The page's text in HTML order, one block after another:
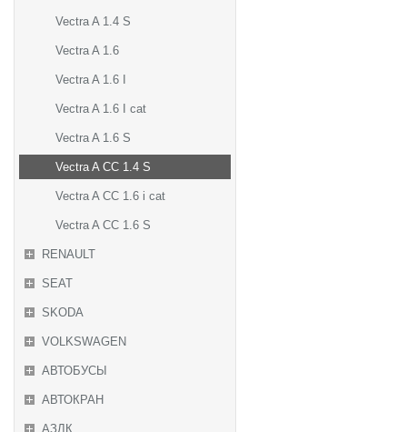
Vectra A 1.4 S
Vectra A 1.6
Vectra A 1.6 I
Vectra A 1.6 I cat
Vectra A 1.6 S
Vectra A CC 1.4 S
Vectra A CC 1.6 i cat
Vectra A CC 1.6 S
RENAULT
SEAT
SKODA
VOLKSWAGEN
АВТОБУСЫ
АВТОКРАН
АЗЛК